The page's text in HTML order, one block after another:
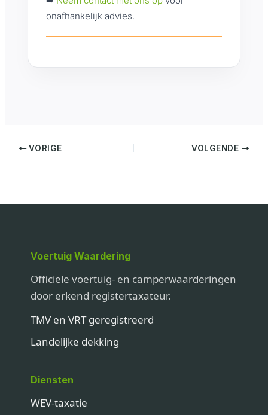
onafhankelijk advies.
VORIGE VOLGENDE
Voertuig Waardering
Officiële voertuig- en camperwaarderingen
door erkend registertaxateur.
TMV en VRT geregistreerd
Landelijke dekking
Diensten
WEV-taxatie